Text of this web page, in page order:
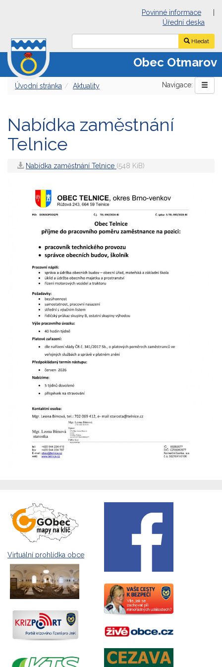
Povinné informace
Úřední deska
Hledat
Obec Otmarov
Navigace:
Úvodní stránka Aktuality
Nabídka zaměstnání
Telnice
Nabídka zaměstnání Telnice (548 KiB)
Virtuální prohlídka obce